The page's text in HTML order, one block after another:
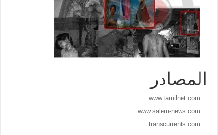
المصادر
www.tamilnet.com
www.salem-news.com
transcurrents.com